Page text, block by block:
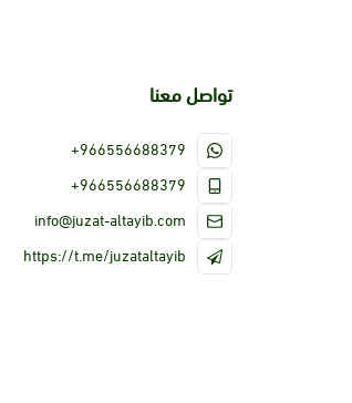
تواصل معنا
+966556688379
+966556688379
info@juzat-altayib.com
https://t.me/juzataltayib